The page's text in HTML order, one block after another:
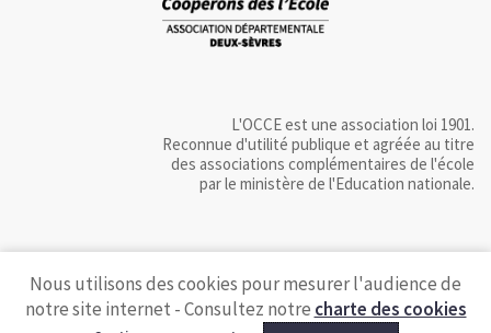
L'OCCE est une association loi 1901.
Reconnue d'utilité publique et agréée au titre
des associations complémentaires de l'école
par le ministère de l'Education nationale.
Nous utilisons des cookies pour mesurer l'audience de
notre site internet - Consultez notre charte des cookies